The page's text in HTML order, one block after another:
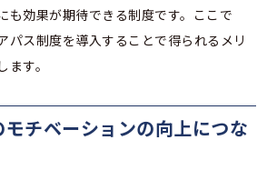
も効果が期待できる制度です。ここで
パス制度を導入することで得られるメリ
す。
チベーションの向上につな